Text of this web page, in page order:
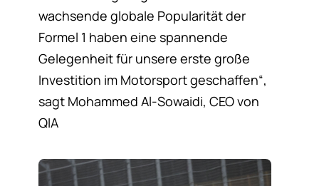
wachsende globale Popularität der
Formel 1 haben eine spannende
Gelegenheit für unsere erste große
Investition im Motorsport geschaffen“,
sagt Mohammed Al-Sowaidi, CEO von
QIA